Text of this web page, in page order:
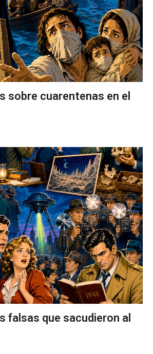
sobre cuarentenas en el
falsas que sacudieron al